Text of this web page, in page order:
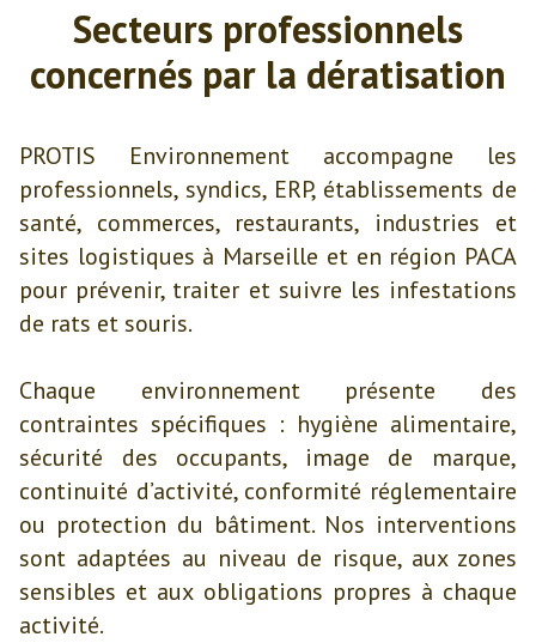
Secteurs professionnels
concernés par la dératisation
PROTIS Environnement accompagne les
professionnels, syndics, ERP, établissements de
santé, commerces, restaurants, industries et
sites logistiques à Marseille et en région PACA
pour prévenir, traiter et suivre les infestations
de rats et souris.
Chaque environnement présente des
contraintes spécifiques : hygiène alimentaire,
sécurité des occupants, image de marque,
continuité d’activité, conformité réglementaire
ou protection du bâtiment. Nos interventions
sont adaptées au niveau de risque, aux zones
sensibles et aux obligations propres à chaque
activité.